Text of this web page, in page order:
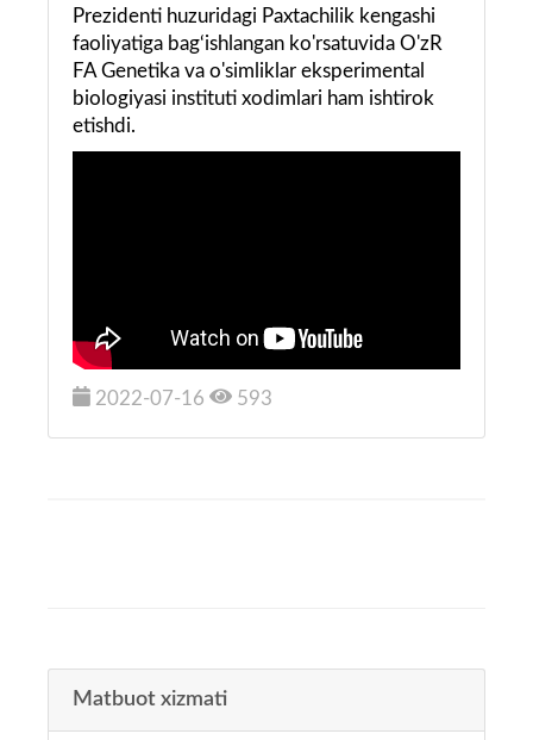
Prezidenti huzuridagi Paxtachilik kengashi
faoliyatiga bag‘ishlangan ko'rsatuvida O'zR
FA Genetika va o'simliklar eksperimental
biologiyasi instituti xodimlari ham ishtirok
etishdi.
2022-07-16 593
Matbuot xizmati